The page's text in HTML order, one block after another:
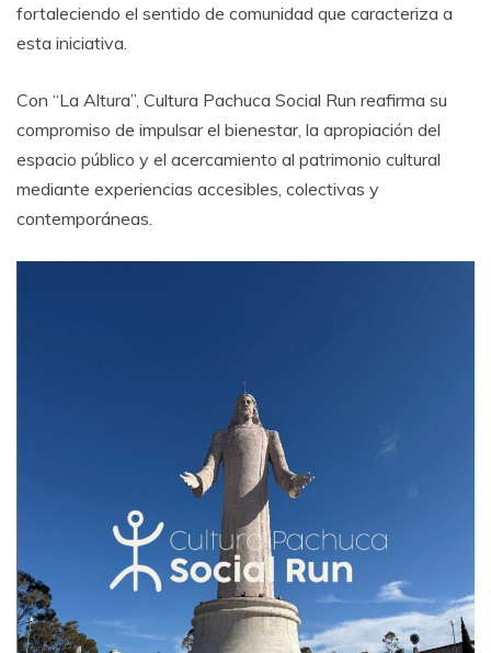
fortaleciendo el sentido de comunidad que caracteriza a
esta iniciativa.
Con “La Altura”, Cultura Pachuca Social Run reafirma su
compromiso de impulsar el bienestar, la apropiación del
espacio público y el acercamiento al patrimonio cultural
mediante experiencias accesibles, colectivas y
contemporáneas.